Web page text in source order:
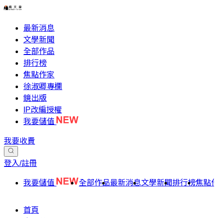
最新消息
文學新聞
全部作品
排行榜
焦點作家
徐淑卿專欄
鏡出版
IP改編授權
我要儲值
我要收費
登入/註冊
我要儲值 全部作品最新消息文學新聞排行榜焦點
首頁